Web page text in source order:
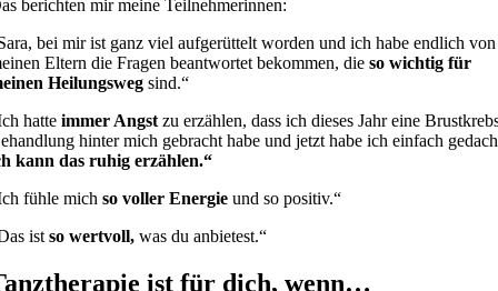
berichten mir meine Teilnehmerinnen:
bei mir ist ganz viel aufgerüttelt worden und ich habe endlich von
Eltern die Fragen beantwortet bekommen, dieso wichtig für
Heilungsweg sind.“
hatte immer Angstzu erzählen, dass ich dieses Jahr eine
hinter mich gebracht habe und jetzt habe ich einfach
kann das ruhig erzählen.“
fühle michso voller Energie und so positiv.“
istso wertvoll,was du anbietest.“
ist für dich, wenn…